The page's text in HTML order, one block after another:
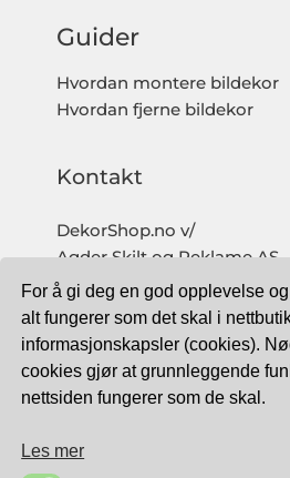
For å gi deg en god opplevelse
alt fungerer som det skal i
informasjonskapsler (cookies).
cookies gjør at grunnleggende
nettsiden fungerer som de skal.
Les mer
Guider
Hvordan montere bildekor
Hvordan fjerne bildekor
Kontakt
DekorShop.no v/
Agder Skilt og Reklame AS
Org. nr: 997 633 016 MVA
salg@dekorshop.no
Tlf: 959 32 123
09.00 - 16.00